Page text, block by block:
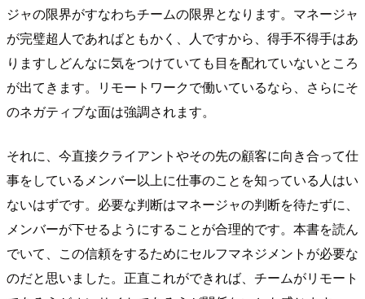
ジャの限界がすなわちチームの限界となります。マネージャ
が完璧超人であればともかく、人ですから、得手不得手はあ
りますしどんなに気をつけていても目を配れていないところ
が出てきます。リモートワークで働いているなら、さらにそ
のネガティブな面は強調されます。
それに、今直接クライアントやその先の顧客に向き合って仕
事をしているメンバー以上に仕事のことを知っている人はい
ないはずです。必要な判断はマネージャの判断を待たずに、
メンバーが下せるようにすることが合理的です。本書を読ん
でいて、この信頼をするためにセルフマネジメントが必要な
のだと思いました。正直これができれば、チームがリモート